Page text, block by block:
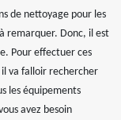
de nettoyage pour les
remarquer. Donc, il est
Pour effectuer ces
va falloir rechercher
les équipements
avez besoin